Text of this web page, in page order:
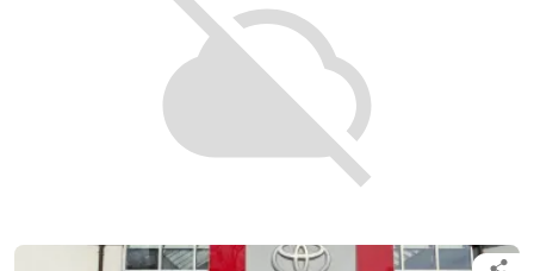
Alte tipuri vehicule